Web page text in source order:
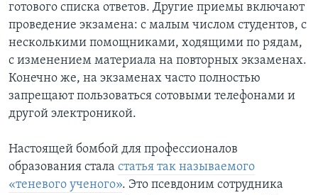
готового списка ответов. Другие приемы включают
проведение экзамена: с малым числом студентов, с
несколькими помощниками, ходящими по рядам,
с изменением материала на повторных экзаменах.
Конечно же, на экзаменах часто полностью
запрещают пользоваться сотовыми телефонами и
другой электроникой.
Настоящей бомбой для профессионалов
образования стала статья так называемого
«теневого ученого». Это псевдоним сотрудника